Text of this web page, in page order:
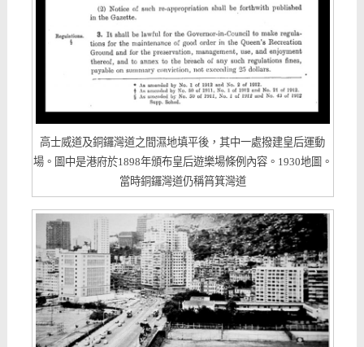
高士威道及銅鑼灣道之間濕地填平後，其中一處撥建皇后運動
場。圖中是港府於1898年頒布皇后遊樂場條例內容。1930地圖。
當時銅鑼灣道仍稱筲箕灣道